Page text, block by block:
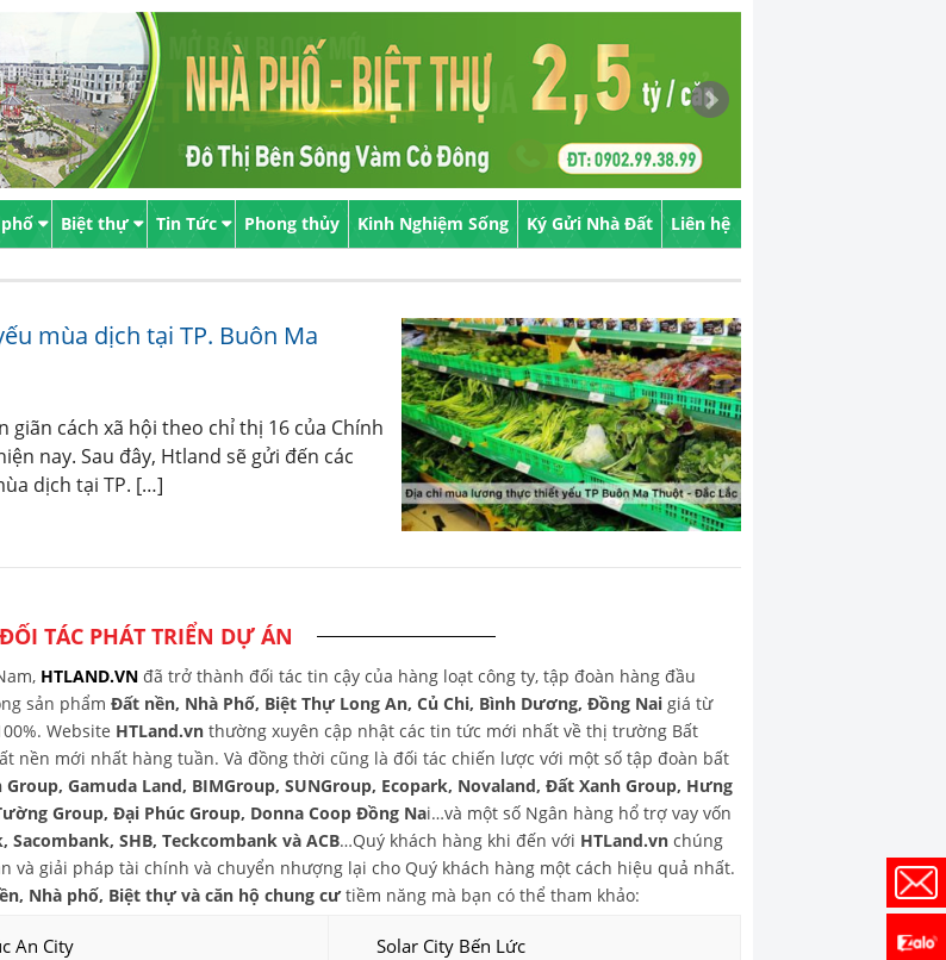
Biệt thự Tin Tức Phong thủy Kinh Nghiệm Sống Ký Gửi Nhà Đất Liên hệ
mùa dịch tại TP. Buôn Ma
cách xã hội theo chỉ thị 16 của Chính
nay. Sau đây, Htland sẽ gửi đến các
dịch tại TP. […]
ĐỐI TÁC PHÁT TRIỂN DỰ ÁN
HTLAND.VN đã trở thành đối tác tin cậy của hàng loạt công ty, tập đoàn hàng đầu
sản phẩm Đất nền, Nhà Phố, Biệt Thự Long An, Củ Chi, Bình Dương, Đồng Nai giá từ
Website HTLand.vn thường xuyên cập nhật các tin tức mới nhất về thị trường Bất
nền mới nhất hàng tuần. Và đồng thời cũng là đối tác chiến lược với một số tập đoàn bất
Gamuda Land, BIMGroup, SUNGroup, Ecopark, Novaland, Đất Xanh Group, Hưng
Group, Đại Phúc Group, Donna Coop Đồng Nai…và một số Ngân hàng hổ trợ vay vốn
Sacombank, SHB, Teckcombank và ACB…Quý khách hàng khi đến với HTLand.vn chúng
giải pháp tài chính và chuyển nhượng lại cho Quý khách hàng một cách hiệu quả nhất.
Nhà phố, Biệt thự và căn hộ chung cưtiềm năng mà bạn có thể tham khảo:
An City
Solar City Bến Lức